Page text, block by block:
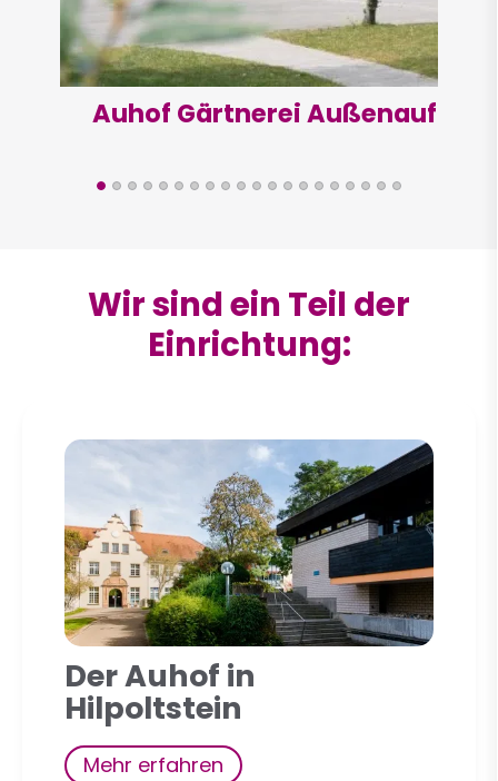
Auhof Gärtnerei
Wir sind ein Teil der
Einrichtung:
Der Auhof in
Hilpoltstein
Mehr erfahren